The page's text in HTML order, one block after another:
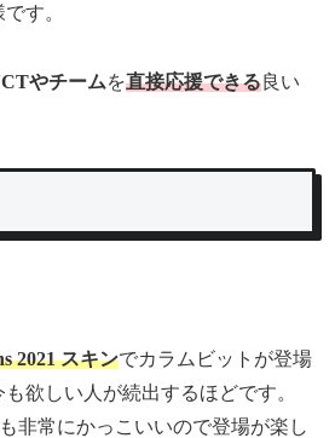
す。
やチームを直接応援できる良い
2021 スキンでカラムビットが登場
欲しい人が続出するほどです。
非常にかっこいいので登場が楽し